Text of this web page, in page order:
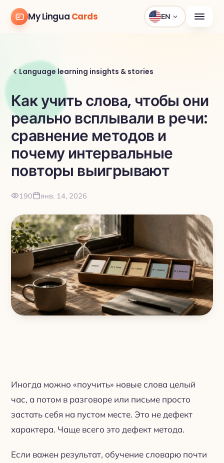
My Lingua Cards EN
Language learning insights & stories
Как учить слова, чтобы они
реально всплывали в речи:
сравнение методов и
почему интервальные
повторы выигрывают
190 янв. 14, 2026
Иногда можно «поучить» новые слова целый
час, а потом в разговоре или письме просто
застать себя на пустом месте. Это не дефект
характера. Чаще всего это дефект метода.
Если важен результат, обучение словарю почти